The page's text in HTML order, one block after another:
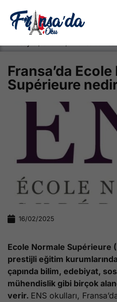
Fransa’da
Supérieure
16/02/2025
Ecole Normale Supérieure
prestijli eğitim
çapında bilim, edebiyat,
mühendislik gibi birçok
verir. ENS okulları,